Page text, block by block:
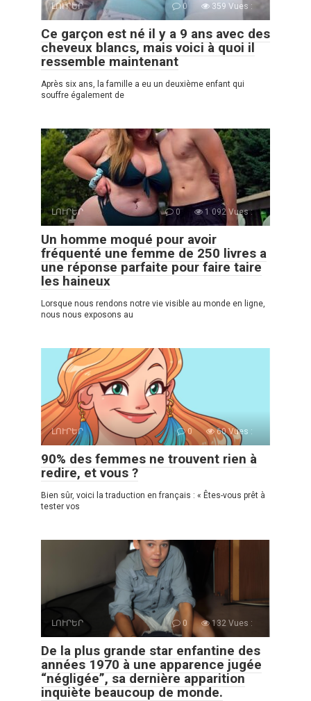
ԼՈՒՐԵՐ 0 359 Vues :
Ce garçon est né il y a 9 ans avec des
cheveux blancs, mais voici à quoi il
ressemble maintenant
Après six ans, la famille a eu un deuxième enfant qui
souffre également de
ԼՈՒՐԵՐ 0 1 092 Vues :
Un homme moqué pour avoir
fréquenté une femme de 250 livres a
une réponse parfaite pour faire taire
les haineux
Lorsque nous rendons notre vie visible au monde en ligne,
nous nous exposons au
ԼՈՒՐԵՐ 0 60 Vues :
90% des femmes ne trouvent rien à
redire, et vous ?
Bien sûr, voici la traduction en français : « Êtes-vous prêt à
tester vos
ԼՈՒՐԵՐ 0 132 Vues :
De la plus grande star enfantine des
années 1970 à une apparence jugée
“négligée”, sa dernière apparition
inquiète beaucoup de monde.